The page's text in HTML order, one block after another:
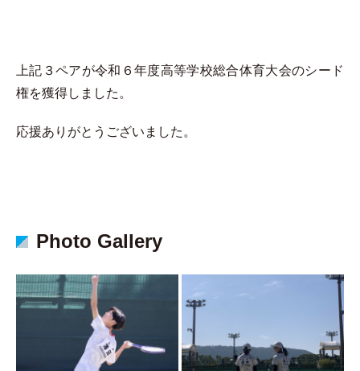
上記３ペアが令和６年度高等学校総合体育大会のシード
権を獲得しました。
応援ありがとうございました。
Photo Gallery